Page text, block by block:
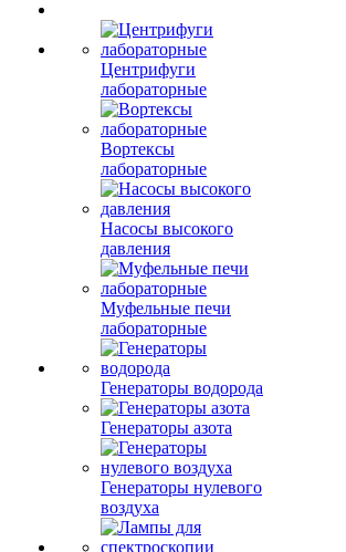
Центрифуги
лабораторные
Вортексы
лабораторные
Насосы высокого
давления
Муфельные печи
лабораторные
Генераторы водорода
Генераторы азота
Генераторы нулевого
воздуха